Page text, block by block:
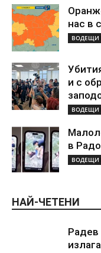
нас в
ВОДЕЩИ
и с
ВОДЕЩИ
в
ВОДЕЩИ
НАЙ-ЧЕТЕНИ
Радев